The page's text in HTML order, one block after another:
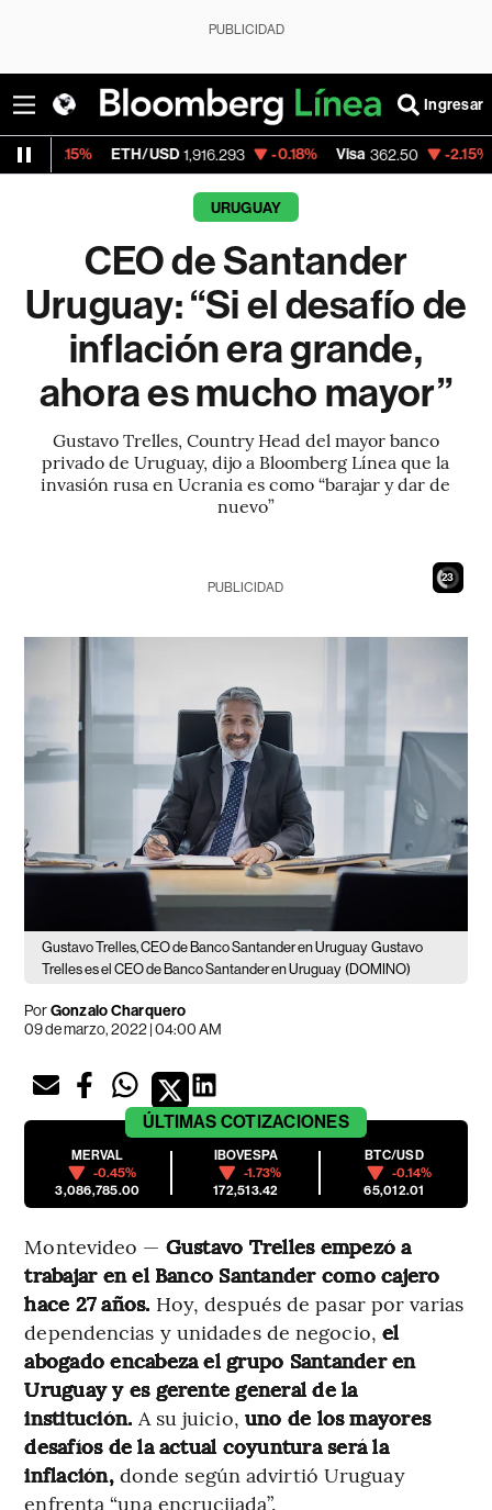
PUBLICIDAD
Ingresar
ETH/USD 1,916.293 -0.18% Visa 362.50 -2.15%
URUGUAY
CEO de Santander
Uruguay: “Si el desafío de
inflación era grande,
ahora es mucho mayor”
Gustavo Trelles, Country Head del mayor banco
privado de Uruguay, dijo a Bloomberg Línea que la
invasión rusa en Ucrania es como “barajar y dar de
nuevo”
21
PUBLICIDAD
Gustavo Trelles, CEO de Banco Santander en Uruguay Gustavo
Trelles es el CEO de Banco Santander en Uruguay (DOMINO)
PorGonzalo Charquero
09 de marzo, 2022 | 04:00 AM
ÚLTIMAS COTIZACIONES
MERVAL
-0.45%
3,086,785.00
IBOVESPA
-1.73%
172,513.42
BTC/USD
-0.14%
65,012.01
Montevideo — Gustavo Trelles empezó a
trabajar en el Banco Santander como cajero
hace 27 años. Hoy, después de pasar por varias
dependencias y unidades de negocio, el
abogado encabeza el grupo Santander en
Uruguay y es gerente general de la
institución. A su juicio, uno de los mayores
desafíos de la actual coyuntura será la
inflación,donde según advirtió Uruguay
enfrenta “una encrucijada”.